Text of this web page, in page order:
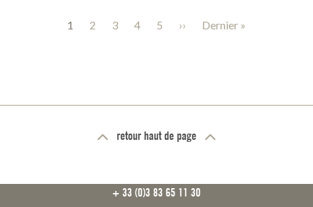
PaginationPage
1 Page
2 Page
3 Page
4 Page
5
Page
››
Dernière
Dernier »
retour haut de page
+ 33 (0)3 83 65 11 30